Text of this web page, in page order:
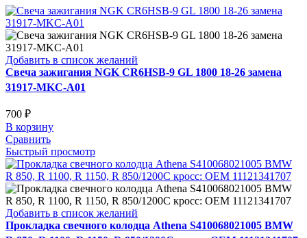
Добавить в список желаний
Свеча зажигания NGK CR6HSB-9 GL 1800 18-26 замена
31917-MKC-A01
700 ₽
В корзину
Сравнить
Быстрый просмотр
Добавить в список желаний
Прокладка свечного колодца Athena S410068021005 BMW